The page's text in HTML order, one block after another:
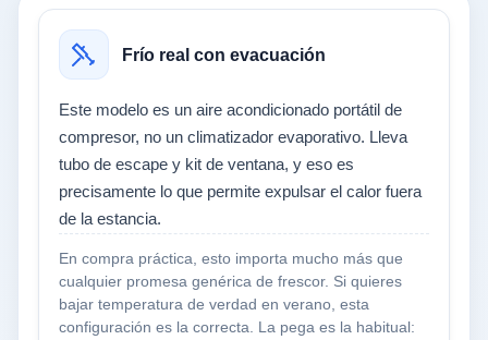
Frío real con evacuación
Este modelo es un aire acondicionado portátil de
compresor, no un climatizador evaporativo. Lleva
tubo de escape y kit de ventana, y eso es
precisamente lo que permite expulsar el calor fuera
de la estancia.
En compra práctica, esto importa mucho más que
cualquier promesa genérica de frescor. Si quieres
bajar temperatura de verdad en verano, esta
configuración es la correcta. La pega es la habitual: